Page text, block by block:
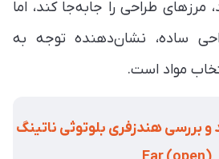
مرزهای طراحی را جابه‌جا کند، اما
ساده، نشان‌دهنده توجه به
مواد است.
و بررسی هندزفری بلوتوثی ناتینگ